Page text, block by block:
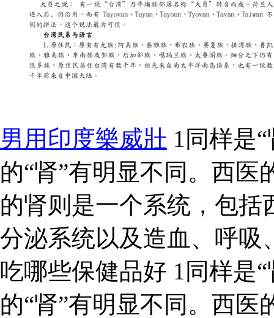
男用印度樂威壯 1同样是
的“肾”有明显不同。西
的肾则是一个系统，包
分泌系统以及造血、呼吸
吃哪些保健品好 1同样是
的“肾”有明显不同。西